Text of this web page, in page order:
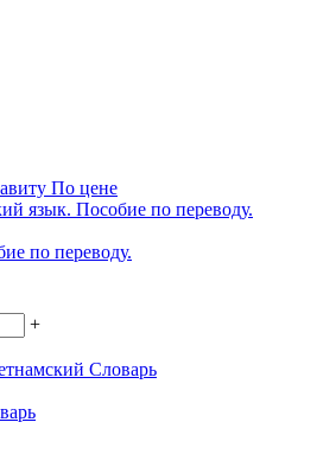
По цене
по переводу.
+